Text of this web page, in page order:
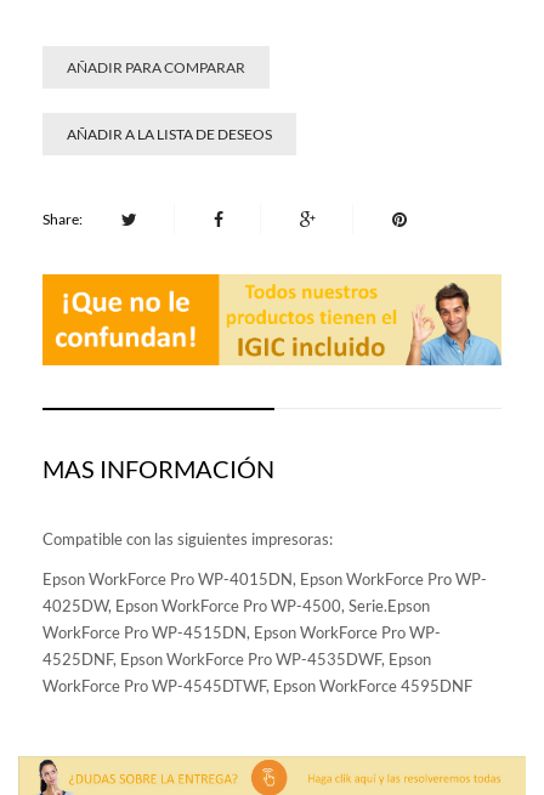
AÑADIR PARA COMPARAR
AÑADIR A LA LISTA DE DESEOS
Share:
MAS INFORMACIÓN
Compatible con las siguientes impresoras:
Epson WorkForce Pro WP-4015DN, Epson WorkForce Pro WP-
4025DW, Epson WorkForce Pro WP-4500, Serie.Epson
WorkForce Pro WP-4515DN, Epson WorkForce Pro WP-
4525DNF, Epson WorkForce Pro WP-4535DWF, Epson
WorkForce Pro WP-4545DTWF, Epson WorkForce 4595DNF